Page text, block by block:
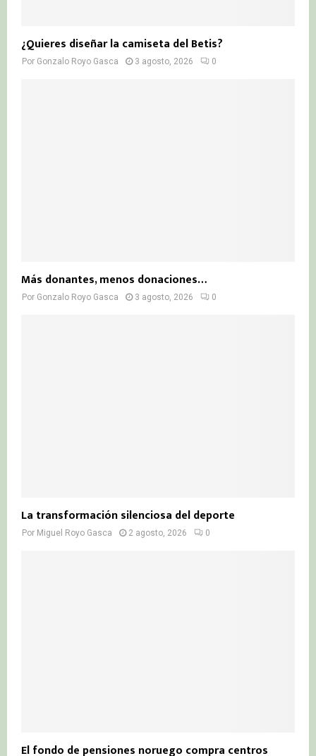
¿Quieres diseñar la camiseta del Betis?
Por Gonzalo Royo Gasca 3 agosto, 2026 0
Más donantes, menos donaciones…
Por Gonzalo Royo Gasca 3 agosto, 2026 0
La transformación silenciosa del deporte
Por Miguel Royo Gasca 2 agosto, 2026 0
El fondo de pensiones noruego compra centros